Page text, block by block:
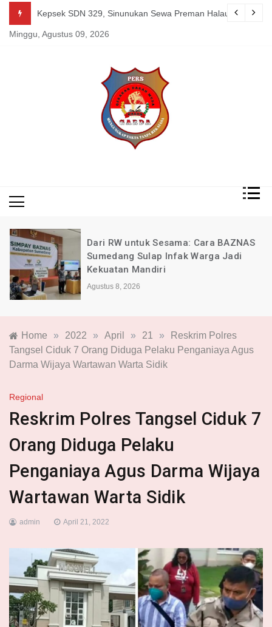
content
Tetap Berkarya dan Mandiri Agustus 07, 2026
Kepsek SDN 329, Sinunukan Sewa Preman Halau LSM
Minggu, Agustus 09, 2026
Dari RW untuk Sesama: Cara BAZNAS
Sumedang Sulap Infak Warga Jadi
Kekuatan Mandiri
Agustus 8, 2026
Home » 2022 » April » 21 »
Reskrim Polres
Tangsel Ciduk 7 Orang Diduga Pelaku Penganiaya Agus
Darma Wijaya Wartawan Warta Sidik
Regional
Reskrim Polres Tangsel Ciduk 7
Orang Diduga Pelaku
Penganiaya Agus Darma Wijaya
Wartawan Warta Sidik
admin April 21, 2022